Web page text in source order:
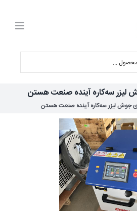
لیزر سه‌کاره آینده صنعت هستن
جوش لیزر سه‌کاره آینده صنعت هستن